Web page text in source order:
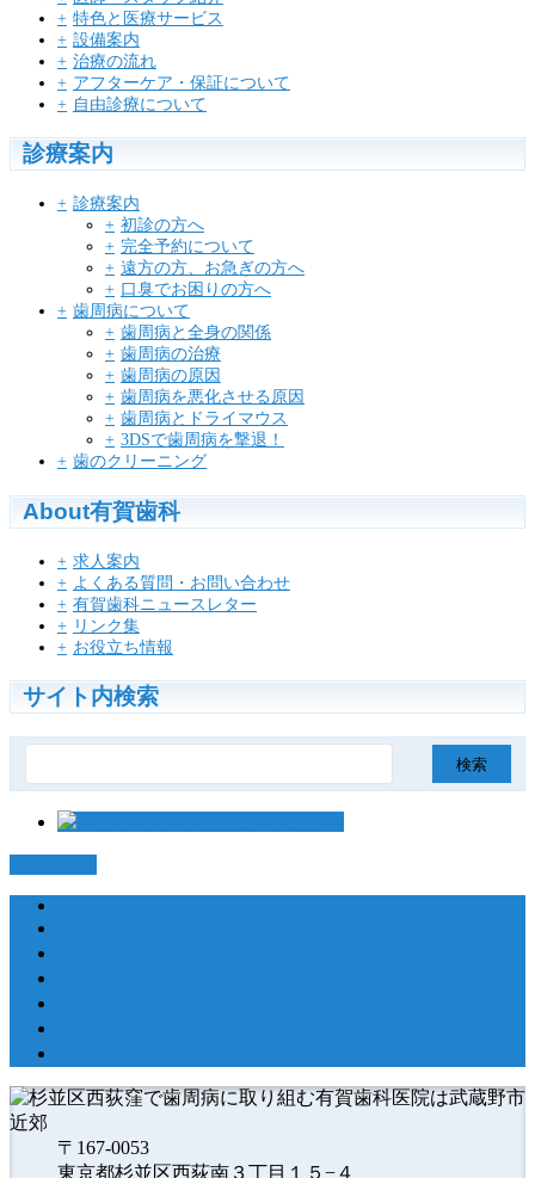
特色と医療サービス
設備案内
治療の流れ
アフターケア・保証について
自由診療について
診療案内
診療案内
初診の方へ
完全予約について
遠方の方、お急ぎの方へ
口臭でお困りの方へ
歯周病について
歯周病と全身の関係
歯周病の治療
歯周病の原因
歯周病を悪化させる原因
歯周病とドライマウス
3DSで歯周病を撃退！
歯のクリーニング
About有賀歯科
求人案内
よくある質問・お問い合わせ
有賀歯科ニュースレター
リンク集
お役立ち情報
サイト内検索
索:
〒167-0053
東京都杉並区西荻南３丁目１５−４